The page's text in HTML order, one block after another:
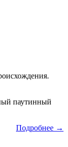
паутинный
Подробнее →